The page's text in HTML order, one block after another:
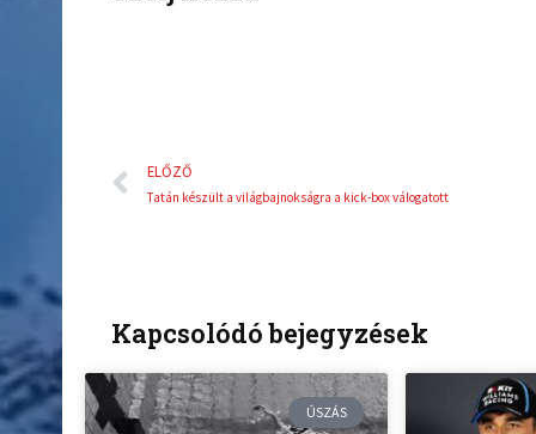
Előző
ELŐZŐ
Tatán készült a világbajnokságra a kick-box válogatott
Kapcsolódó bejegyzések
ÚSZÁS